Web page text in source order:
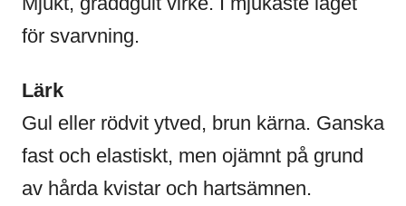
för svarvning.
Lärk
Gul eller rödvit ytved, brun kärna. Ganska
fast och elastiskt, men ojämnt på grund
av hårda kvistar och hartsämnen.